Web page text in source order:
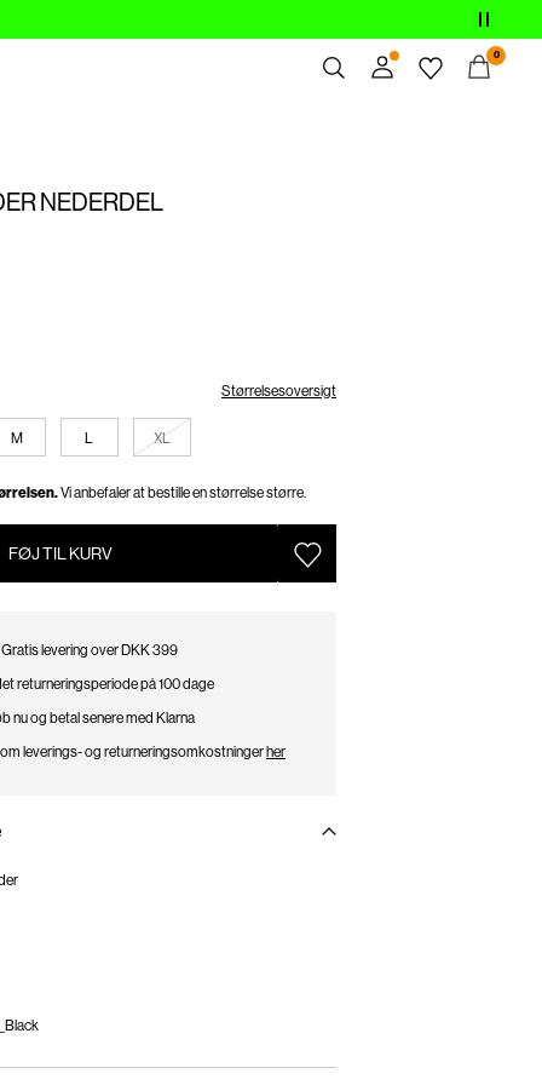
0
NEDERDEL
Størrelsesoversigt
M L XL
Vi anbefaler at bestille en størrelse større.
FØJ TIL KURV
Gratis levering over DKK 399
returneringsperiode på 100 dage
nu og betal senere med Klarna
leverings- og returneringsomkostninger her